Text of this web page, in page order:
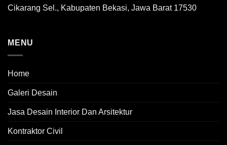
Cikarang Sel., Kabupaten Bekasi, Jawa Barat 17530
MENU
Home
Galeri Desain
Jasa Desain Interior Dan Arsitektur
Kontraktor Civil